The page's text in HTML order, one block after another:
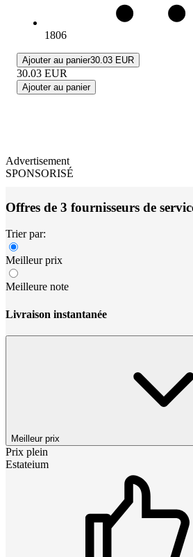
1806
Ajouter au panier30.03 EUR
30.03 EUR
Ajouter au panier
Advertisement
SPONSORISÉ
Offres de 3 fournisseurs de
Trier par:
Meilleur prix
Meilleure note
Livraison instantanée
Meilleur prix
Prix plein
Estateium